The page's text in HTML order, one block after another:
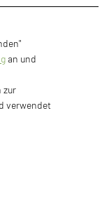
an und
zur
verwendet